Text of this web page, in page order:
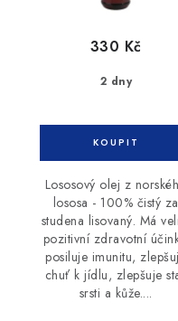
2 dny
330 Kč
Lososový olej z
lososa - 100% čistý za
studena lisovaný. Má
pozitivní zdravotní
posiluje imunitu,
chuť k jídlu, zlepšuje
srsti a kůže....